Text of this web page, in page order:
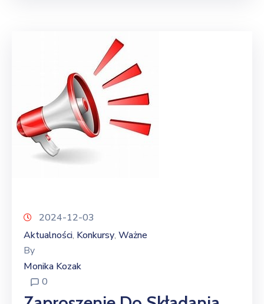
2024-12-03
Aktualności‚ Konkursy‚ Ważne
By
Monika Kozak
0